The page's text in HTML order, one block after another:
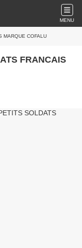
MENU
MARQUE COFALU
FRANCAIS